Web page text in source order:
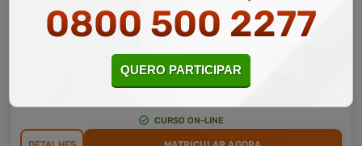
CURSO ON-LINE
0800 500 2277
QUERO PARTICIPAR